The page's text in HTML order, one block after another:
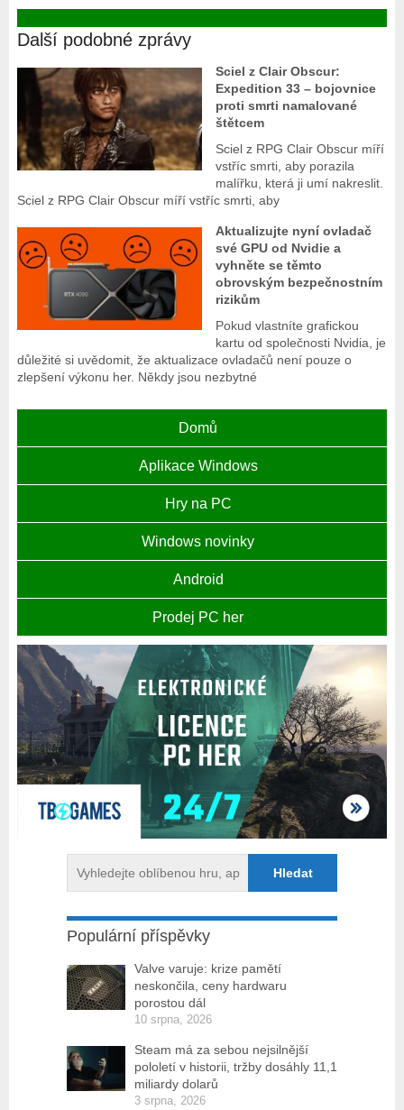
Další podobné zprávy
Sciel z Clair Obscur:
Expedition 33 – bojovnice
proti smrti namalované
štětcem
Sciel z RPG Clair Obscur míří
vstříc smrti, aby porazila
malířku, která ji umí nakreslit.
Sciel z RPG Clair Obscur míří vstříc smrti, aby
Aktualizujte nyní ovladač
své GPU od Nvidie a
vyhněte se těmto
obrovským bezpečnostním
rizikům
Pokud vlastníte grafickou
kartu od společnosti Nvidia, je
důležité si uvědomit, že aktualizace ovladačů není pouze o
zlepšení výkonu her. Někdy jsou nezbytné
Domů
Aplikace Windows
Hry na PC
Windows novinky
Android
Prodej PC her
Populární příspěvky
Valve varuje: krize pamětí
neskončila, ceny hardwaru
porostou dál
10 srpna, 2026
Steam má za sebou nejsilnější
pololetí v historii, tržby dosáhly 11,1
miliardy dolarů
3 srpna, 2026